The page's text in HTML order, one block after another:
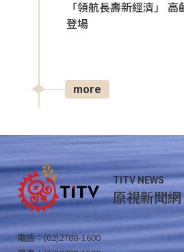
「領航長壽新經濟」
登場
more
TITV NEWS
原視新聞網
電話：(02)2788-1600